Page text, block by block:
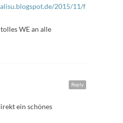
2015/11/
WE an alle
Reply
ein schönes